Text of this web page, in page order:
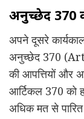
अनुच्छेद 370
अपने दूसरे
अनुच्छेद 370
की आपत्तियों और
आर्टिकल 370 को
अधिक मत से पारित